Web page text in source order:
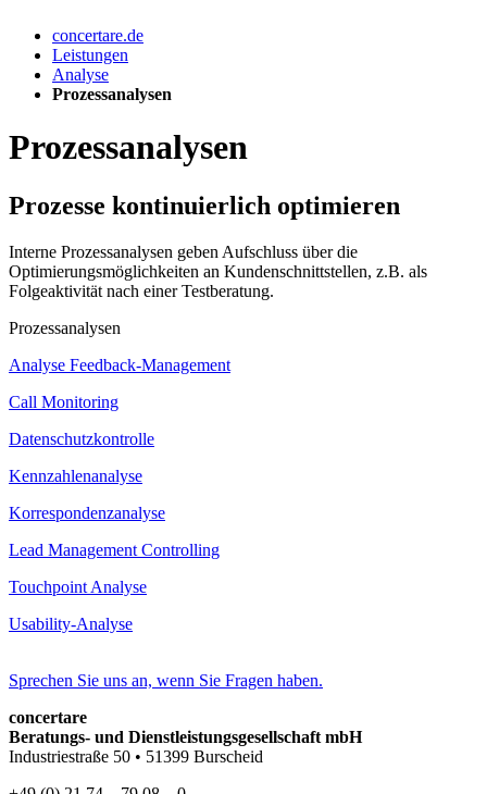
concertare.de
Leistungen
Analyse
Prozessanalysen
Prozessanalysen
Prozesse kontinuierlich optimieren
Interne Prozessanalysen geben Aufschluss über die
Optimierungsmöglichkeiten an Kundenschnittstellen, z.B. als
Folgeaktivität nach einer Testberatung.
Prozessanalysen
Analyse Feedback-Management
Call Monitoring
Datenschutzkontrolle
Kennzahlenanalyse
Korrespondenzanalyse
Lead Management Controlling
Touchpoint Analyse
Usability-Analyse
Sprechen Sie uns an, wenn Sie Fragen haben.
concertare
Beratungs- und Dienstleistungsgesellschaft mbH
Industriestraße 50 • 51399 Burscheid